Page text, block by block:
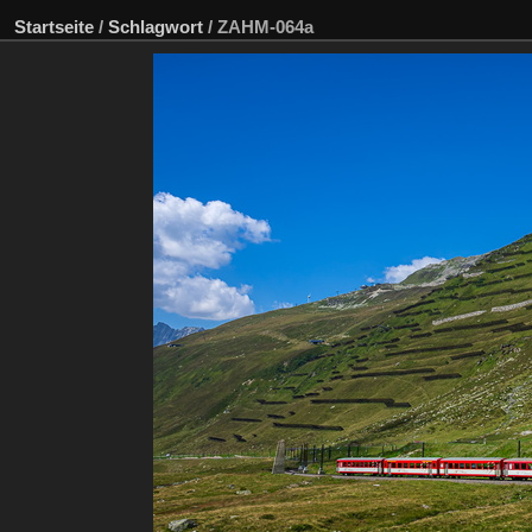
Startseite / Schlagwort / ZAHM-064a